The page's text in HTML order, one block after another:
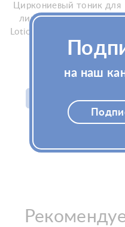
Добавить в корзину
Циркониевый тоник для
лица Gemmis Tonique-
Lotion au Zirconium 200мл
(Джеммис)
на наш